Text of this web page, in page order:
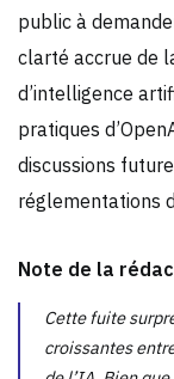
public à
clarté accrue de
d’intelligence
pratiques
discussions
réglementations
Note de la
Cette fuite
croissantes